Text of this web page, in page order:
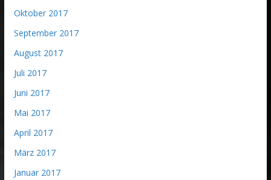
Oktober 2017
September 2017
August 2017
Juli 2017
Juni 2017
Mai 2017
April 2017
März 2017
Januar 2017